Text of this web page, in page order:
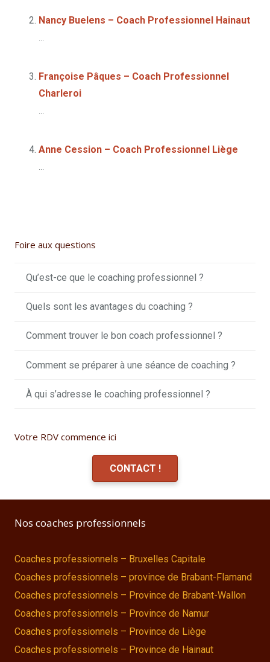
Nancy Buelens – Coach Professionnel Hainaut
...
Françoise Pâques – Coach Professionnel
Charleroi
...
Anne Cession – Coach Professionnel Liège
...
Foire aux questions
Qu’est-ce que le coaching professionnel ?
Quels sont les avantages du coaching ?
Comment trouver le bon coach professionnel ?
Comment se préparer à une séance de coaching ?
À qui s’adresse le coaching professionnel ?
Votre RDV commence ici
CONTACT !
Nos coaches professionnels
Coaches professionnels – Bruxelles Capitale
Coaches professionnels – province de Brabant-Flamand
Coaches professionnels – Province de Brabant-Wallon
Coaches professionnels – Province de Namur
Coaches professionnels – Province de Liège
Coaches professionnels – Province de Hainaut